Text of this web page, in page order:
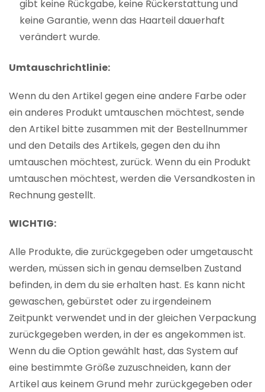
gibt keine Rückgabe, keine Rückerstattung und
keine Garantie, wenn das Haarteil dauerhaft
verändert wurde.
Umtauschrichtlinie:
Wenn du den Artikel gegen eine andere Farbe oder
ein anderes Produkt umtauschen möchtest, sende
den Artikel bitte zusammen mit der Bestellnummer
und den Details des Artikels, gegen den du ihn
umtauschen möchtest, zurück. Wenn du ein Produkt
umtauschen möchtest, werden die Versandkosten in
Rechnung gestellt.
WICHTIG:
Alle Produkte, die zurückgegeben oder umgetauscht
werden, müssen sich in genau demselben Zustand
befinden, in dem du sie erhalten hast. Es kann nicht
gewaschen, gebürstet oder zu irgendeinem
Zeitpunkt verwendet und in der gleichen Verpackung
zurückgegeben werden, in der es angekommen ist.
Wenn du die Option gewählt hast, das System auf
eine bestimmte Größe zuzuschneiden, kann der
Artikel aus keinem Grund mehr zurückgegeben oder